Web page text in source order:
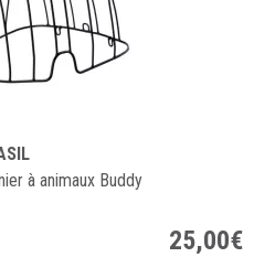
à animaux Buddy
25,00€